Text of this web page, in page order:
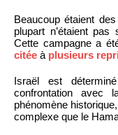
Beaucoup étaient
plupart n’étaient pas
Cette campagne a
citée à plusieurs
Israël est
confrontation avec
phénomène
complexe que le